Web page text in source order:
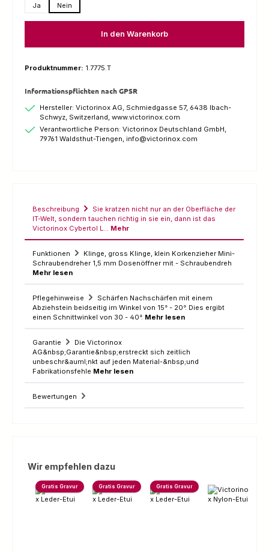
Ja Nein
In den Warenkorb
Produktnummer: 1.7775.T
Informationspflichten nach GPSR
Hersteller: Victorinox AG, Schmiedgasse 57, 6438 Ibach-
Schwyz, Switzerland, www.victorinox.com
Verantwortliche Person: Victorinox Deutschland GmbH,
79761 Waldsthut-Tiengen, info@victorinox.com
Beschreibung
Sie kratzen nicht nur an der Oberfläche der
IT-Welt, sondern tauchen richtig in sie ein, dann ist das
Victorinox Cybertol L… Mehr
Funktionen
Klinge, gross Klinge, klein Korkenzieher Mini-
Schraubendreher 1,5 mm Dosenöffner mit - Schraubendreh
Mehr lesen
Pflegehinweise
Schärfen Nachschärfen mit einem
Abziehstein beidseitig im Winkel von 15° - 20°. Dies ergibt
einen Schnittwinkel von 30 - 40°. Mehr lesen
Garantie
Die Victorinox
AG&nbsp;Garantie&nbsp;erstreckt sich zeitlich
unbeschr&auml;nkt auf jeden Material-&nbsp;und
Fabrikationsfehle Mehr lesen
Bewertungen
Produktgalerie überspringen
Wir empfehlen dazu
Gratis Gravur Gratis Gravur Gratis Gravur